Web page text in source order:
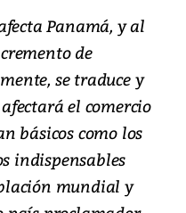
Panamá, y al
de
se traduce y
el comercio
básicos como los
indispensables
mundial y